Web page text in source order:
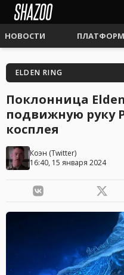
НОВОСТИ
ELDEN RING
Поклонница
подвижную руку
косплея
Коэн (Twitter)
16:40, 15 января 2024